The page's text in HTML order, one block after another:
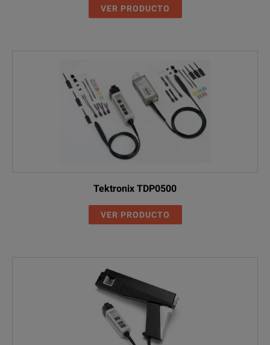
VER PRODUCTO
Tektronix TDP0500
VER PRODUCTO